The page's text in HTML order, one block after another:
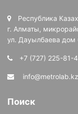
Республика
г. Алматы,
ул. Дауылбаева дом
+7 (727) 225-81-
info@metrolab.kz
Поиск